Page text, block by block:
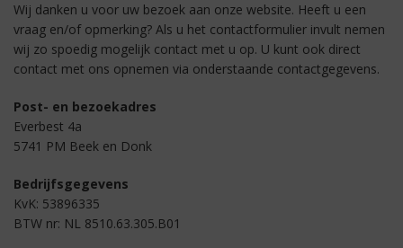
Wij danken u voor uw bezoek aan onze website. Heeft u een
vraag en/of opmerking? Als u het contactformulier invult nemen
wij zo spoedig mogelijk contact met u op. U kunt ook direct
contact met ons opnemen via onderstaande contactgegevens.
Post- en bezoekadres
Everbest 4a
5741 PM Beek en Donk
Bedrijfsgegevens
KvK: 53896335
BTW nr: NL 8510.63.305.B01